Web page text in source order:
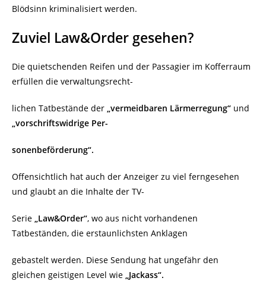
Blödsinn kriminalisiert werden.
Zuviel Law&Order gesehen?
Die quietschenden Reifen und der Passagier im Kofferraum
erfüllen die verwaltungsrecht-
lichen Tatbestände der „vermeidbaren Lärmerregung“ und
„vorschriftswidrige Per-
sonenbeförderung“.
Offensichtlich hat auch der Anzeiger zu viel ferngesehen
und glaubt an die Inhalte der TV-
Serie „Law&Order“, wo aus nicht vorhandenen
Tatbeständen, die erstaunlichsten Anklagen
gebastelt werden. Diese Sendung hat ungefähr den
gleichen geistigen Level wie „Jackass“.